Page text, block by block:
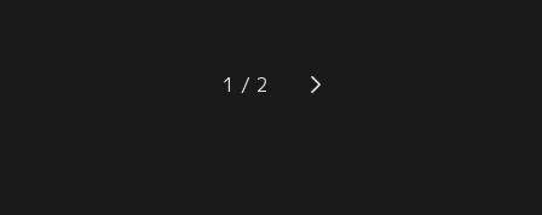
よき相談相手となる。弥生は3年前
に父を亡くし、実家にひとりで暮ら
1